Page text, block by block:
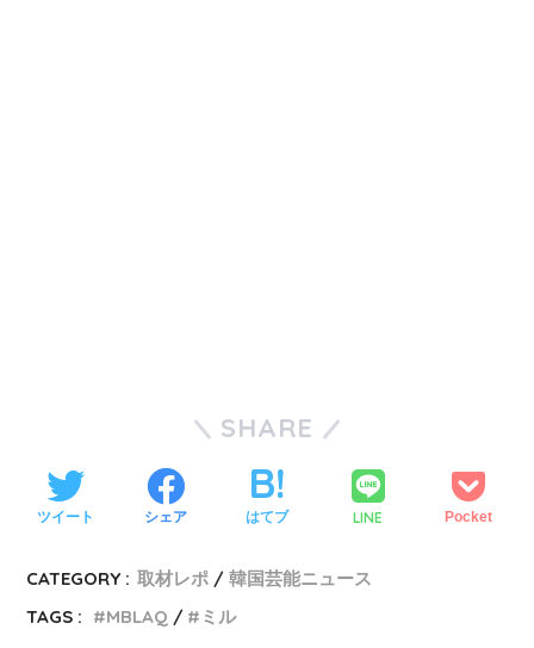
SHARE
ツイート シェア はてブ LINE Pocket
CATEGORY : 取材レポ
韓国芸能ニュース
TAGS :
MBLAQ ミル